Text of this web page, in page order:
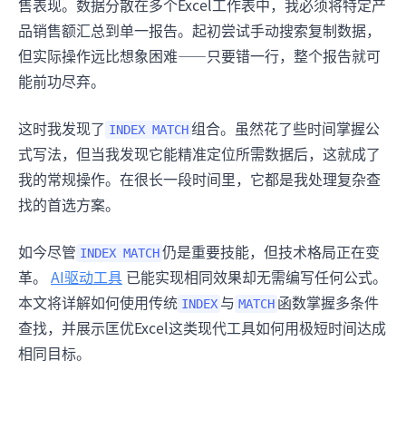
售表现。数据分散在多个Excel工作表中，我必须将特定产
品销售额汇总到单一报告。起初尝试手动搜索复制数据，
但实际操作远比想象困难——只要错一行，整个报告就可
能前功尽弃。
这时我发现了 INDEX MATCH 组合。虽然花了些时间掌握公
式写法，但当我发现它能精准定位所需数据后，这就成了
我的常规操作。在很长一段时间里，它都是我处理复杂查
找的首选方案。
如今尽管 INDEX MATCH 仍是重要技能，但技术格局正在变
革。 AI驱动工具 已能实现相同效果却无需编写任何公式。
本文将详解如何使用传统 INDEX 与 MATCH 函数掌握多条件
查找，并展示匡优Excel这类现代工具如何用极短时间达成
相同目标。